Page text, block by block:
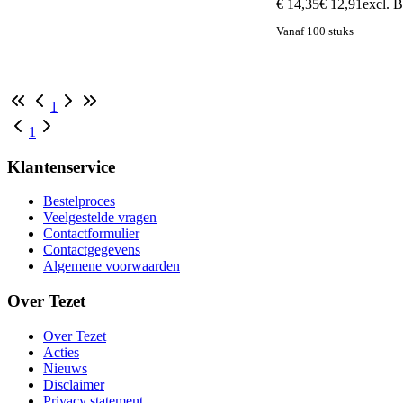
€ 14,35€ 12,91 excl.
Vanaf 100 stuks
1
1
Klantenservice
Bestelproces
Veelgestelde vragen
Contactformulier
Contactgegevens
Algemene voorwaarden
Over Tezet
Over Tezet
Acties
Nieuws
Disclaimer